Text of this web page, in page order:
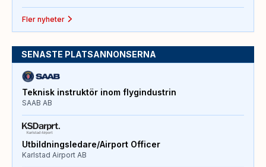
Fler nyheter
SENASTE PLATSANNONSERNA
Teknisk instruktör inom flygindustrin
SAAB AB
Utbildningsledare/Airport Officer
Karlstad Airport AB